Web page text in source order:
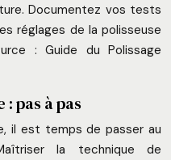
Documentez vos tests
réglages de la polisseuse
: Guide du Polissage
pas à pas
il est temps de passer au
la technique de